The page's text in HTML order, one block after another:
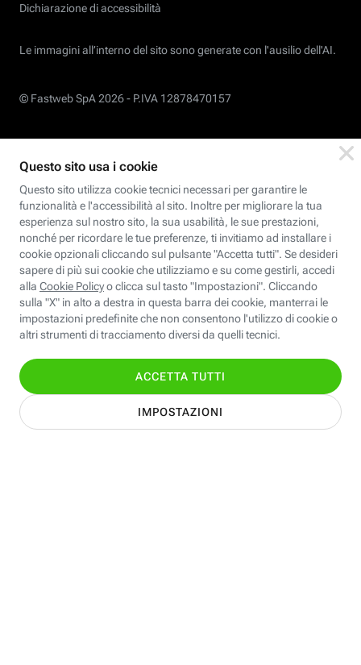
Dichiarazione di accessibilità
Le immagini all’interno del sito sono generate con l'ausilio dell'AI.
© Fastweb SpA 2026 - P.IVA 12878470157